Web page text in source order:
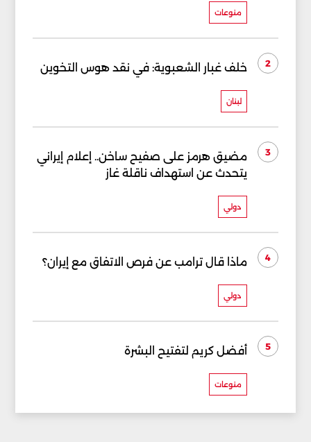
منوعات
2 خلف غبار الشعبوية: في نقد هوس التخوين
لبنان
3
مضيق هرمز على صفيح ساخن.. إعلام إيراني
يتحدث عن استهداف ناقلة غاز
دولي
4 ماذا قال ترامب عن فرص الاتفاق مع إيران؟
دولي
5 أفضل كريم لتفتيح البشرة
منوعات